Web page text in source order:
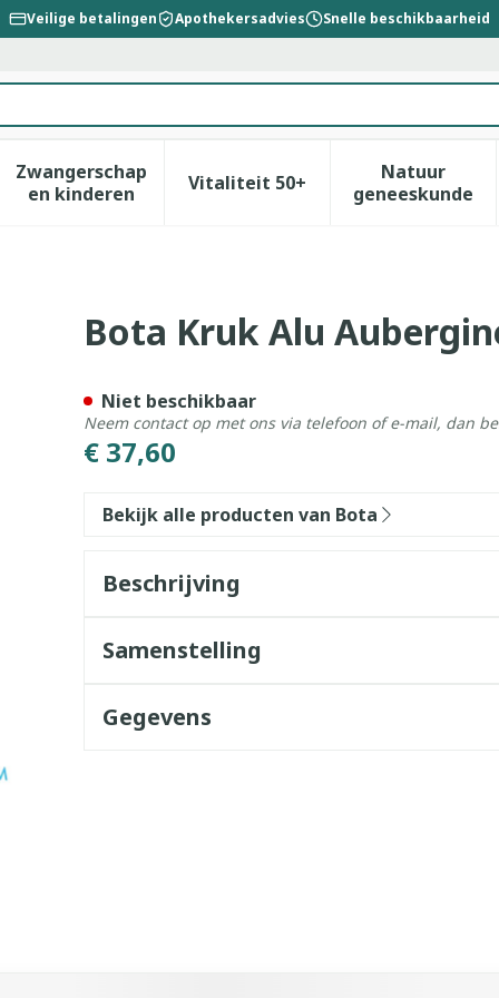
Veilige betalingen Apothekersadvies Snelle beschikbaarheid
verzorging en hygiëne categorie
voor Dieet, voeding en vitamines categorie
Zwangerschap
en kinderenToon submenu voor Zwangerschap en
Vitaliteit 50+Toon submenu voor
Natuur
geneeskunde
Toon
Bota Kruk Alu
€ 37,60
Niet beschikbaar
Neem contact op met ons via telefoon of e-mail, dan
Bekijk alle producten van Bota
Beschrijving
Samenstelling
Gegevens